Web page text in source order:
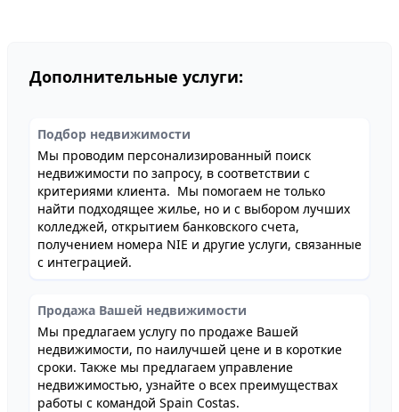
Дополнительные услуги:
Подбор недвижимости
Мы проводим персонализированный поиск
недвижимости по запросу, в соответствии с
критериями клиента. Мы помогаем не только
найти подходящее жилье, но и с выбором лучших
колледжей, открытием банковского счета,
получением номера NIE и другие услуги, связанные
с интеграцией.
Продажа Вашей недвижимости
Мы предлагаем услугу по продаже Вашей
недвижимости, по наилучшей цене и в короткие
сроки. Также мы предлагаем управление
недвижимостью, узнайте о всех преимуществах
работы с командой Spain Costas.